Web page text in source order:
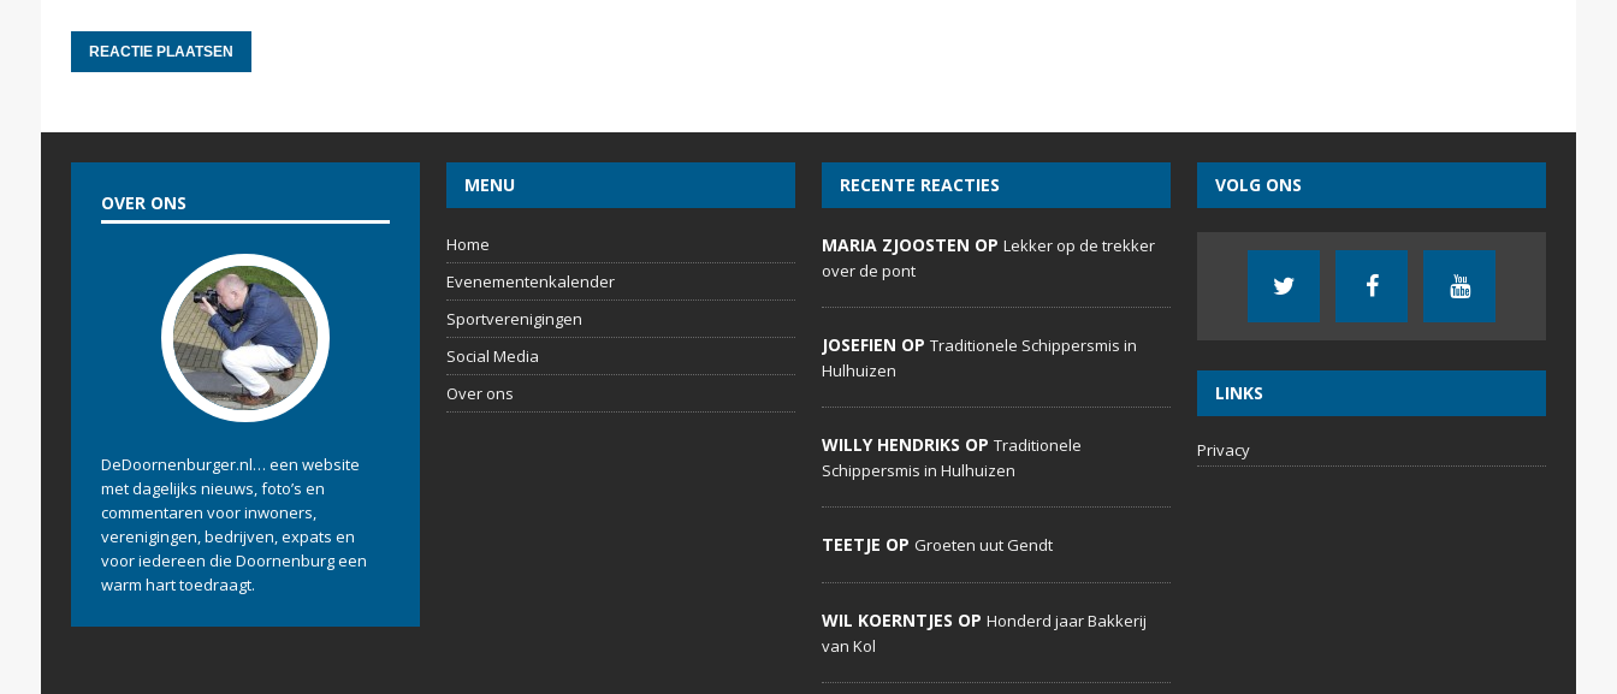
OVER ONS
DeDoornenburger.nl… een website
met dagelijks nieuws, foto’s en
commentaren voor inwoners,
verenigingen, bedrijven, expats en
voor iedereen die Doornenburg een
warm hart toedraagt.
MENU
Home
Evenementenkalender
Sportverenigingen
Social Media
Over ons
RECENTE REACTIES
MARIA ZJOOSTEN OPLekker op de trekker
over de pont
JOSEFIEN OPTraditionele Schippersmis in
Hulhuizen
WILLY HENDRIKS OPTraditionele
Schippersmis in Hulhuizen
TEETJE OP Groeten uut Gendt
WIL KOERNTJES OPHonderd jaar Bakkerij
van Kol
VOLG ONS
LINKS
Privacy